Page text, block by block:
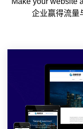
企业赢得流量